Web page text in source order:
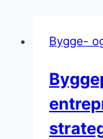
Bygge-